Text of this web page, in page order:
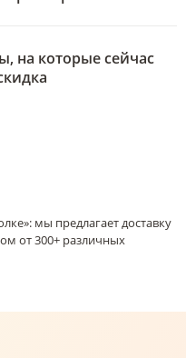
на которые сейчас
мы предлагает доставку
от 300+ различных